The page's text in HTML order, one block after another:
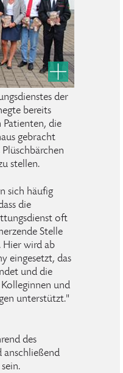
der
bereits
Patienten, die
gebracht
stellen.
sich häufig
die
oft
Stelle
Hier wird ab
eingesetzt, das
und die
und
unterstützt."
des
anschließend